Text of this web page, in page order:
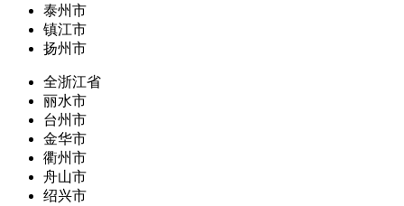
泰州市
镇江市
扬州市
全浙江省
丽水市
台州市
金华市
衢州市
舟山市
绍兴市